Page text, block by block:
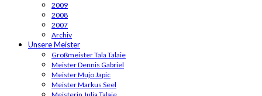
2009
2008
2007
Archiv
Unsere Meister
Großmeister Tala Talaie
Meister Dennis Gabriel
Meister Mujo Japic
Meister Markus Seel